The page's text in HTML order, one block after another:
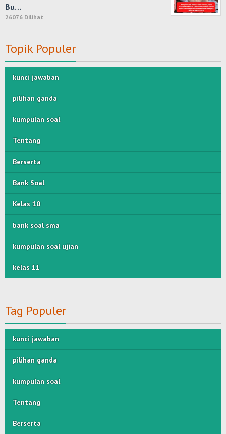
Bu…
26076 Dilihat
Topik Populer
kunci jawaban
pilihan ganda
kumpulan soal
Tentang
Berserta
Bank Soal
Kelas 10
bank soal sma
kumpulan soal ujian
kelas 11
Tag Populer
kunci jawaban
pilihan ganda
kumpulan soal
Tentang
Berserta